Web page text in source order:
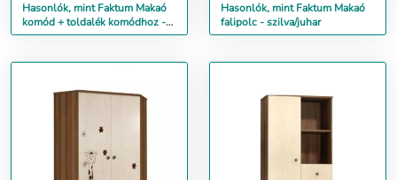
Hasonlók, mint Faktum Makaó
komód + toldalék komódhoz -
szilva/juhar
Hasonlók, mint Faktum Makaó
falipolc - szilva/juhar